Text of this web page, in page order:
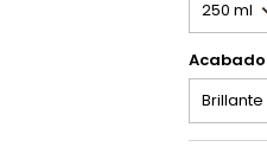
Acabado